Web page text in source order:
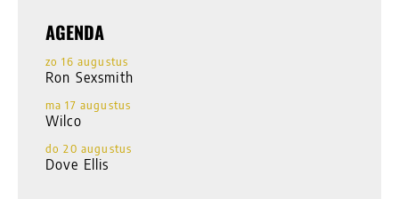
AGENDA
zo 16 augustus
Ron Sexsmith
ma 17 augustus
Wilco
do 20 augustus
Dove Ellis